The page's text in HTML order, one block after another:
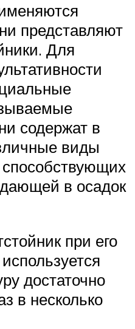
представляют
Для
содержат в
виды
в осадок
при его
достаточно
в несколько